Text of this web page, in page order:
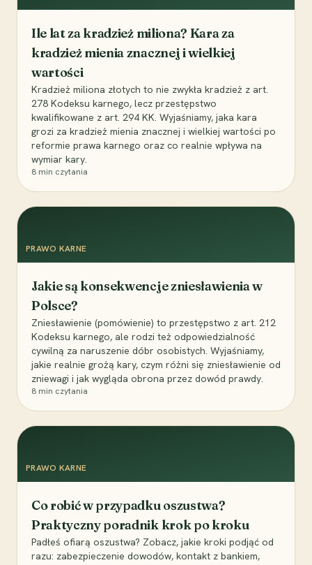
Ile lat za kradzież miliona? Kara za
kradzież mienia znacznej i wielkiej
wartości
Kradzież miliona złotych to nie zwykła kradzież z art.
278 Kodeksu karnego, lecz przestępstwo
kwalifikowane z art. 294 KK. Wyjaśniamy, jaka kara
grozi za kradzież mienia znacznej i wielkiej wartości po
reformie prawa karnego oraz co realnie wpływa na
wymiar kary.
8 min czytania
PRAWO KARNE
Jakie są konsekwencje zniesławienia w
Polsce?
Zniesławienie (pomówienie) to przestępstwo z art. 212
Kodeksu karnego, ale rodzi też odpowiedzialność
cywilną za naruszenie dóbr osobistych. Wyjaśniamy,
jakie realnie grożą kary, czym różni się zniesławienie od
zniewagi i jak wygląda obrona przez dowód prawdy.
8 min czytania
PRAWO KARNE
Co robić w przypadku oszustwa?
Praktyczny poradnik krok po kroku
Padłeś ofiarą oszustwa? Zobacz, jakie kroki podjąć od
razu: zabezpieczenie dowodów, kontakt z bankiem,